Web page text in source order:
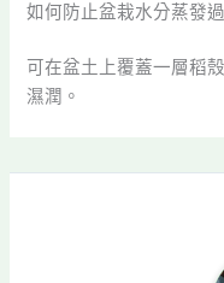
如何防止盆栽水分蒸發
可在盆土上覆蓋一層稻
濕潤。